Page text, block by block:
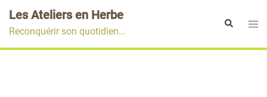
au
contenu
Les Ateliers en Herbe
Reconquérir son quotidien…
Rechercher